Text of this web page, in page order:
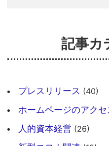
記事カ
プレスリリース (40)
ホームページのアクセ
人的資本経営 (26)